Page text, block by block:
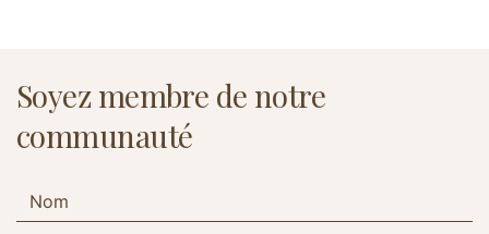
Soyez membre de notre
communauté